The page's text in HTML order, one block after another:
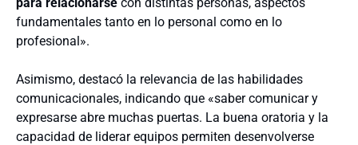
fundamentales tanto en lo personal como en lo
profesional».
Asimismo, destacó la relevancia de las habilidades
comunicacionales, indicando que «saber comunicar y
expresarse abre muchas puertas. La buena oratoria y la
capacidad de liderar equipos permiten desenvolverse